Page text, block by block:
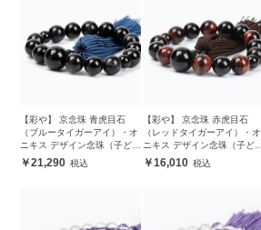
【彩や】 京念珠 青虎目石
（ブルータイガーアイ）・オ
ニキス デザイン念珠（子ども
用）21,290
【彩や】 京念珠 赤虎目石
（レッドタイガーアイ）・オ
ニキス デザイン念珠（子ども
用）16,010